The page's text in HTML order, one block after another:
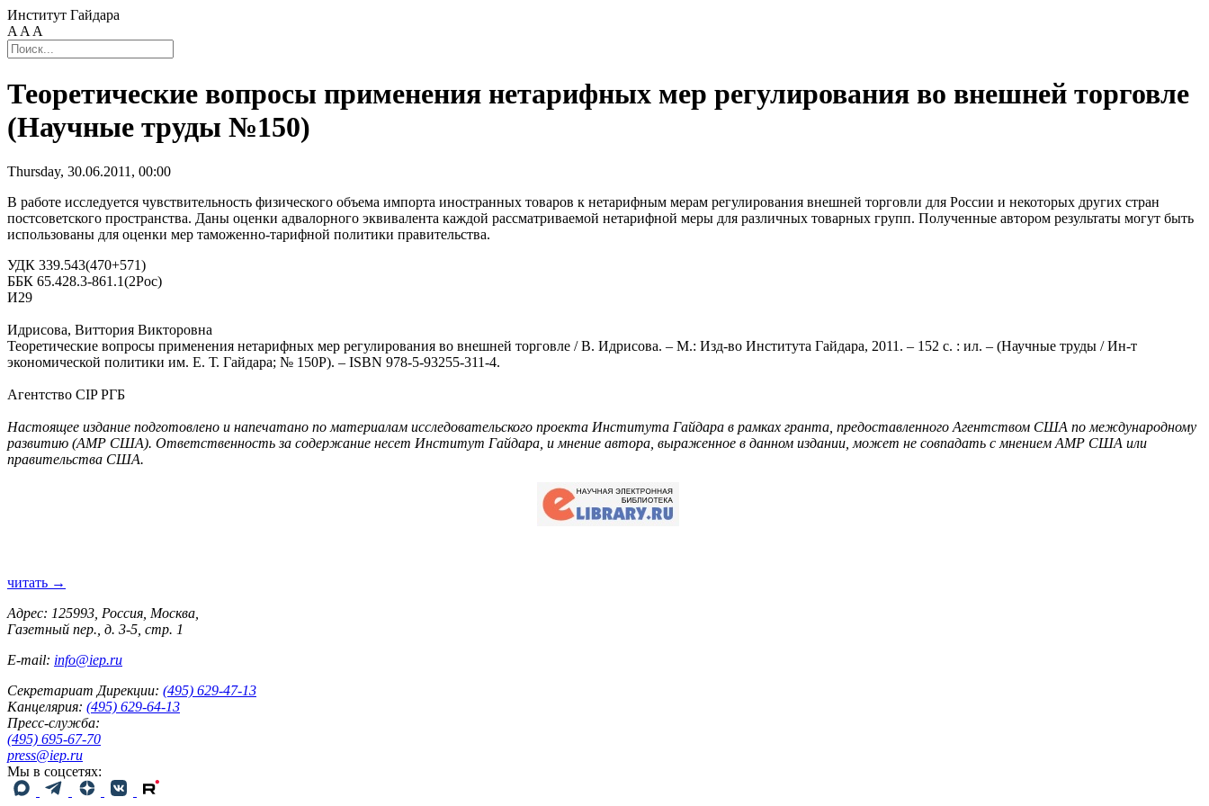
Институт Гайдара
A A A
Теоретические вопросы применения нетарифных мер регулирования во внешней торговле
(Научные труды №150)
Thursday, 30.06.2011, 00:00
В работе исследуется чувствительность физического объема импорта иностранных товаров к нетарифным мерам регулирования внешней торговли для России и некоторых других стран
постсоветского пространства. Даны оценки адвалорного эквивалента каждой рассматриваемой нетарифной меры для различных товарных групп. Полученные автором результаты могут быть
использованы для оценки мер таможенно-тарифной политики правительства.
УДК 339.543(470+571)
ББК 65.428.3-861.1(2Рос)
И29
Идрисова, Виттория Викторовна
Теоретические вопросы применения нетарифных мер регулирования во внешней торговле / В. Идрисова. – М.: Изд-во Института Гайдара, 2011. – 152 с. : ил. – (Научные труды / Ин-т
экономической политики им. Е. Т. Гайдара; № 150Р). – ISBN 978-5-93255-311-4.
Агентство CIP РГБ
Настоящее издание подготовлено и напечатано по материалам исследовательского проекта Института Гайдара в рамках гранта, предоставленного Агентством США по международному
развитию (АМР США). Ответственность за содержание несет Институт Гайдара, и мнение автора, выраженное в данном издании, может не совпадать с мнением АМР США или
правительства США.
читать →
Адрес: 125993, Россия, Москва,
Газетный пер., д. 3-5, стр. 1
E-mail: info@iep.ru
Секретариат Дирекции: (495) 629-47-13
Канцелярия: (495) 629-64-13
Пресс-служба:
(495) 695-67-70
press@iep.ru
Мы в соцсетях: